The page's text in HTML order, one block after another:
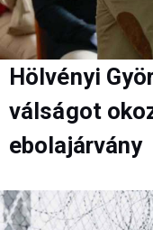
Hölvényi
válságot
ebolajárvány